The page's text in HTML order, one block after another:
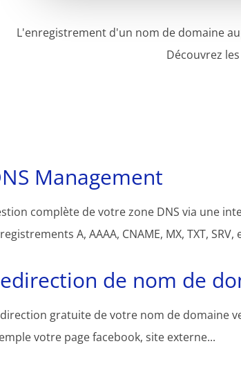
L'enregistrement d'un nom de domaine
Découvrez
Management
complète de votre zone DNS via une
A, AAAA, CNAME, MX, TXT, SRV,
de nom de
gratuite de votre nom de domaine
votre page facebook, site externe...